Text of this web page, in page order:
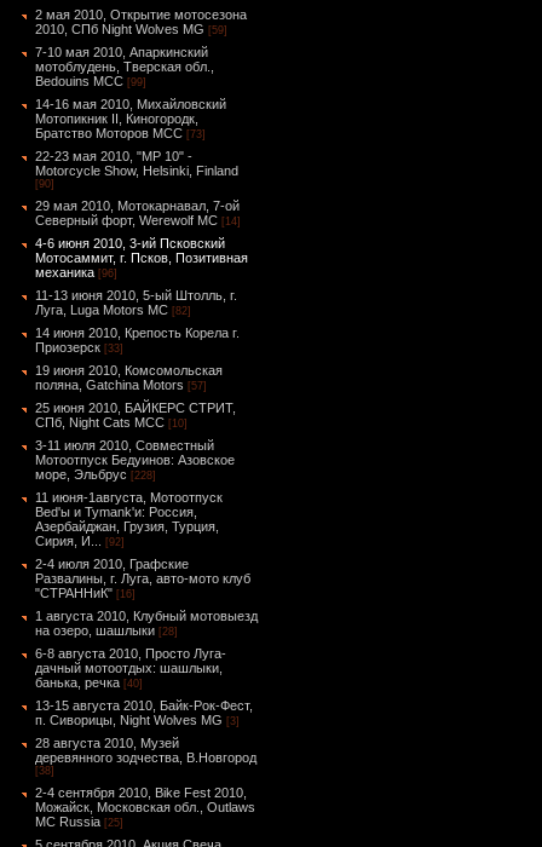
2 мая 2010, Открытие мотосезона
2010, СПб Night Wolves MG [59]
7-10 мая 2010, Апаркинский
мотоблудень, Тверская обл.,
Bedouins MCC [99]
14-16 мая 2010, Михайловский
Мотопикник II, Киногородк,
Братство Моторов MCC [73]
22-23 мая 2010, "MP 10" -
Motorcycle Show, Helsinki, Finland
[90]
29 мая 2010, Мотокарнавал, 7-ой
Северный форт, Werewolf MC [14]
4-6 июня 2010, 3-ий Псковский
Мотосаммит, г. Псков, Позитивная
механика [96]
11-13 июня 2010, 5-ый Штолль, г.
Луга, Luga Motors MC [82]
14 июня 2010, Крепость Корела г.
Приозерск [33]
19 июня 2010, Комсомольская
поляна, Gatchina Motors [57]
25 июня 2010, БАЙКЕРС СТРИТ,
СПб, Night Cats МСС [10]
3-11 июля 2010, Совместный
Мотоотпуск Бедуинов: Азовское
море, Эльбрус [228]
11 июня-1августа, Мотоотпуск
Bed'ы и Tymank'и: Россия,
Азербайджан, Грузия, Турция,
Сирия, И...
[92]
2-4 июля 2010, Графские
Развалины, г. Луга, авто-мото клуб
"СТРАННиК" [16]
1 августа 2010, Клубный мотовыезд
на озеро, шашлыки [28]
6-8 августа 2010, Просто Луга-
дачный мотоотдых: шашлыки,
банька, речка [40]
13-15 августа 2010, Байк-Рок-Фест,
п. Сиворицы, Night Wolves MG [3]
28 августа 2010, Музей
деревянного зодчества, В.Новгород
[38]
2-4 сентября 2010, Bike Fest 2010,
Можайск, Московская обл., Outlaws
MC Russia [25]